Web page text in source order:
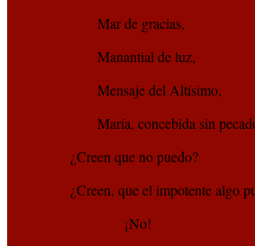
Mar de gracias,
Manantial de luz,
Mensaje del Altísimo,
María, concebida sin
¿Creen que no puedo?
¿Creen, que el impotente algo
¡No!